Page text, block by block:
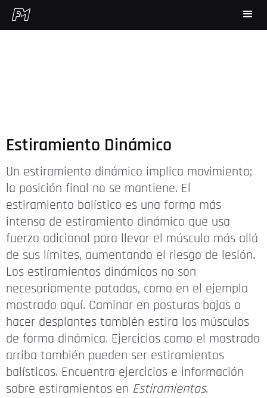
Estiramiento Dinámico
Un estiramiento dinámico implica movimiento;
la posición final no se mantiene. El
estiramiento balístico es una forma más
intensa de estiramiento dinámico que usa
fuerza adicional para llevar el músculo más allá
de sus límites, aumentando el riesgo de lesión.
Los estiramientos dinámicos no son
necesariamente patadas, como en el ejemplo
mostrado aquí. Caminar en posturas bajas o
hacer desplantes también estira los músculos
de forma dinámica. Ejercicios como el mostrado
arriba también pueden ser estiramientos
balísticos. Encuentra ejercicios e información
sobre estiramientos en Estiramientos.